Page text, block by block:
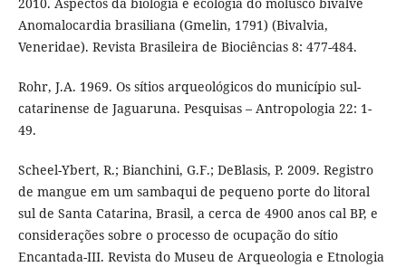
Anomalocardia brasiliana (Gmelin, 1791) (Bivalvia,
Veneridae). Revista Brasileira de Biociências 8: 477-484.
Rohr, J.A. 1969. Os sítios arqueológicos do município sul-
catarinense de Jaguaruna. Pesquisas – Antropologia 22: 1-
49.
Scheel-Ybert, R.; Bianchini, G.F.; DeBlasis, P. 2009. Registro
de mangue em um sambaqui de pequeno porte do litoral
sul de Santa Catarina, Brasil, a cerca de 4900 anos cal BP, e
considerações sobre o processo de ocupação do sítio
Encantada-III. Revista do Museu de Arqueologia e Etnologia